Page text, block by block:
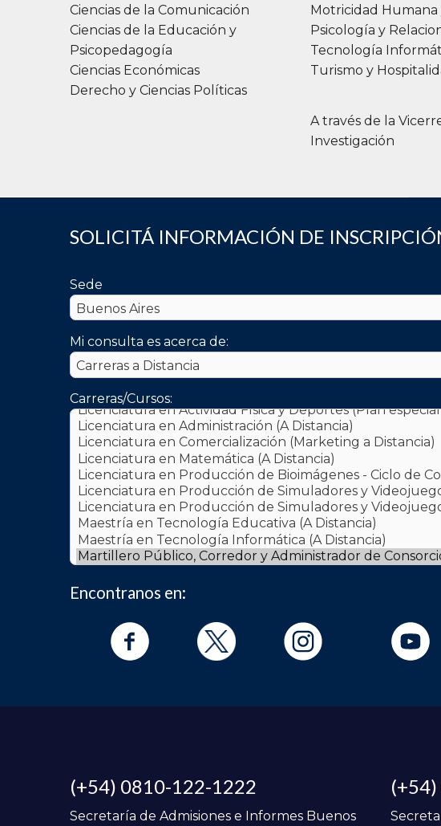
Ciencias de la Comunicación
Ciencias de la Educación y
Psicopedagogía
Ciencias Económicas
Derecho y Ciencias Políticas
Motricidad
Psicología y
Tecnología
Turismo y
A través de la
Investigación
SOLICITÁ INFORMACIÓN DE
Sede
Mi consulta es acerca de:
Carreras/Cursos:
Encontranos en:
(+54) 0810-122-1222
Secretaría de Admisiones e Informes Buenos